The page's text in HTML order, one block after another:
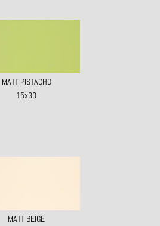
MATT PISTACHO
15x30
MATT BEIGE